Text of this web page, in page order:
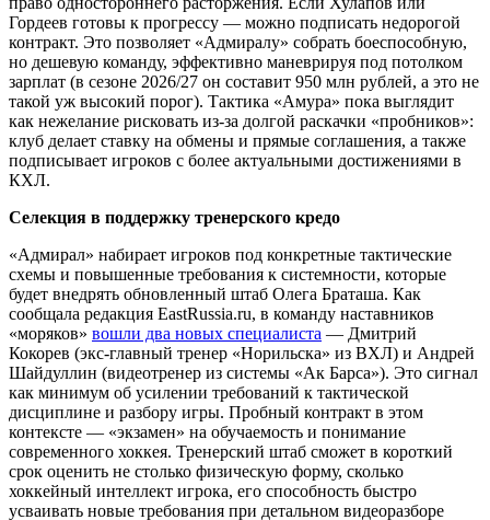
Гордеев готовы к прогрессу — можно подписать недорогой
контракт. Это позволяет «Адмиралу» собрать боеспособную,
но дешевую команду, эффективно маневрируя под потолком
зарплат (в сезоне 2026/27 он составит 950 млн рублей, а это не
такой уж высокий порог). Тактика «Амура» пока выглядит
как нежелание рисковать из-за долгой раскачки «пробников»:
клуб делает ставку на обмены и прямые соглашения, а также
подписывает игроков с более актуальными достижениями в
КХЛ.
Селекция в поддержку тренерского кредо
«Адмирал» набирает игроков под конкретные тактические
схемы и повышенные требования к системности, которые
будет внедрять обновленный штаб Олега Браташа. Как
сообщала редакция EastRussia.ru, в команду наставников
«моряков» вошли два новых специалиста — Дмитрий
Кокорев (экс-главный тренер «Норильска» из ВХЛ) и Андрей
Шайдуллин (видеотренер из системы «Ак Барса»). Это сигнал
как минимум об усилении требований к тактической
дисциплине и разбору игры. Пробный контракт в этом
контексте — «экзамен» на обучаемость и понимание
современного хоккея. Тренерский штаб сможет в короткий
срок оценить не столько физическую форму, сколько
хоккейный интеллект игрока, его способность быстро
усваивать новые требования при детальном видеоразборе